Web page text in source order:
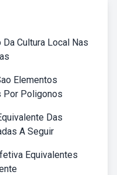
Cultura Local Nas
Elementos
Por Poligonos
Das
A Seguir
Equivalentes